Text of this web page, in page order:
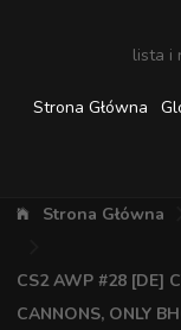
lista i
Strona Główna
Strona Główna
CS2 AWP #28 [DE]
CANNONS, ONLY